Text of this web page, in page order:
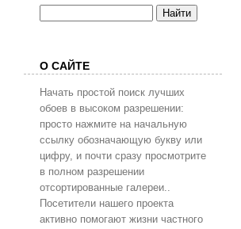
О САЙТЕ
Начать простой поиск лучших
обоев в высоком разрешении:
просто нажмите на начальную
ссылку обозначающую букву или
цифру, и почти сразу просмотрите
в полном разрешении
отсортированные галереи..
Посетители нашего проекта
активно помогают жизни частного